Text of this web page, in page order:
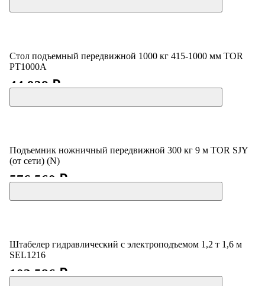
Стол подъемный передвижной 1000 кг 415-1000 мм TOR
PT1000A
44 938 ₽
Подъемник ножничный передвижной 300 кг 9 м TOR SJY
(от сети) (N)
576 560 ₽
Штабелер гидравлический с электроподъемом 1,2 т 1,6 м
SEL1216
103 586 ₽